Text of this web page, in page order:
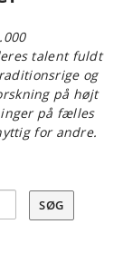
talent fuldt
og
på højt
på fælles
for andre.
SØG